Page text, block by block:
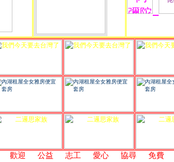
歡迎,公益,志工,愛心,協尋,免費,連